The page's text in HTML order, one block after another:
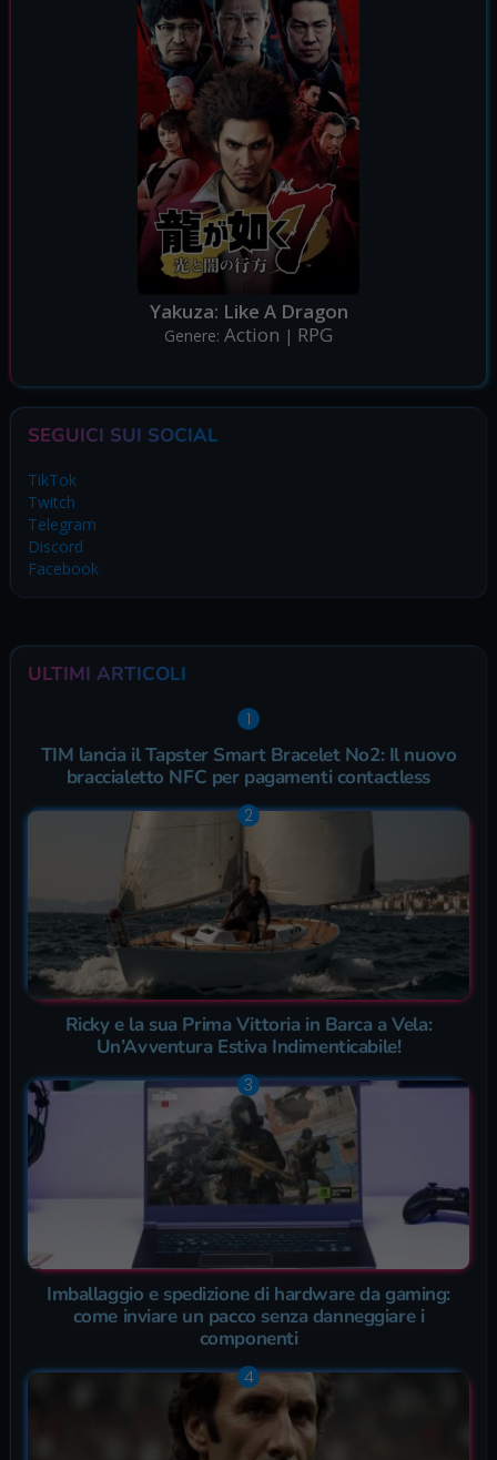
Yakuza: Like A Dragon
Genere: Action | RPG
SEGUICI SUI SOCIAL
TikTok
Twitch
Telegram
Discord
Facebook
ULTIMI ARTICOLI
TIM lancia il Tapster Smart Bracelet No2: Il nuovo
braccialetto NFC per pagamenti contactless
Ricky e la sua Prima Vittoria in Barca a Vela:
Un’Avventura Estiva Indimenticabile!
Imballaggio e spedizione di hardware da gaming:
come inviare un pacco senza danneggiare i
componenti